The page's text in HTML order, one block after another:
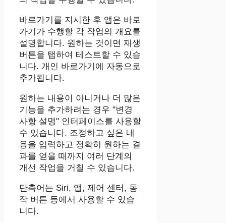
바로가기를 지시한 후 앱은 바로
가기가 수행할 각 작업의 개요를
설명합니다. 원하는 것이면 재생
버튼을 탭하여 테스트할 수 있습
니다. 개인 바로가기에 자동으로
추가됩니다.
원하는 내용이 아니거나 더 많은
기능을 추가하려는 경우 "변경
사항 설명" 인터페이스를 사용할
수 있습니다. 조정하고 싶은 내
용을 입력하고 정확히 원하는 결
과를 얻을 때까지 여러 단계의
개선 작업을 거칠 수 있습니다.
단축어는 Siri, 앱, 제어 센터, 동
작 버튼 등에서 사용할 수 있습
니다.